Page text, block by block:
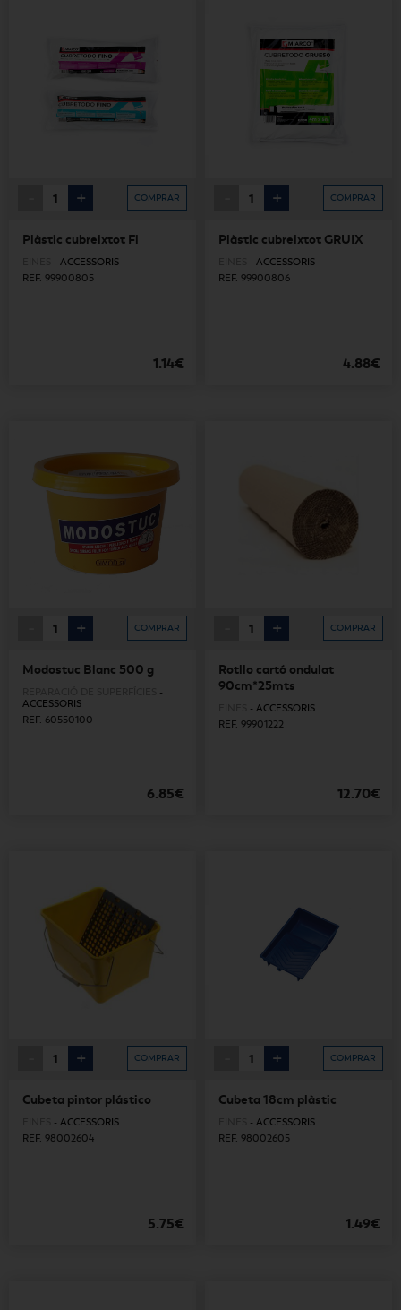
+ COMPRAR
Plàstic cubreixtot Fi
- ACCESSORIS
REF. 99900805
1.14€
+ COMPRAR
Plàstic cubreixtot GRUIX
- ACCESSORIS
REF. 99900806
4.88€
+ COMPRAR
Modostuc Blanc 500 g
-
ACCESSORIS
REF. 60550100
6.85€
+ COMPRAR
Rotllo cartó ondulat
90cm*25mts
- ACCESSORIS
REF. 99901222
12.70€
+ COMPRAR
Cubeta pintor plástico
- ACCESSORIS
REF. 98002604
5.75€
+ COMPRAR
Cubeta 18cm plàstic
- ACCESSORIS
REF. 98002605
1.49€